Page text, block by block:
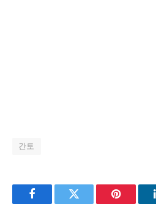
간토
FacebookTwitter Pinterest